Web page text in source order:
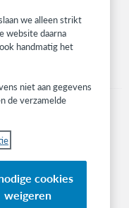
and much more—
Privacybeleid
we alleen strikt
website daarna
handmatig het
niet aan gegevens
de verzamelde
cookies
weigeren